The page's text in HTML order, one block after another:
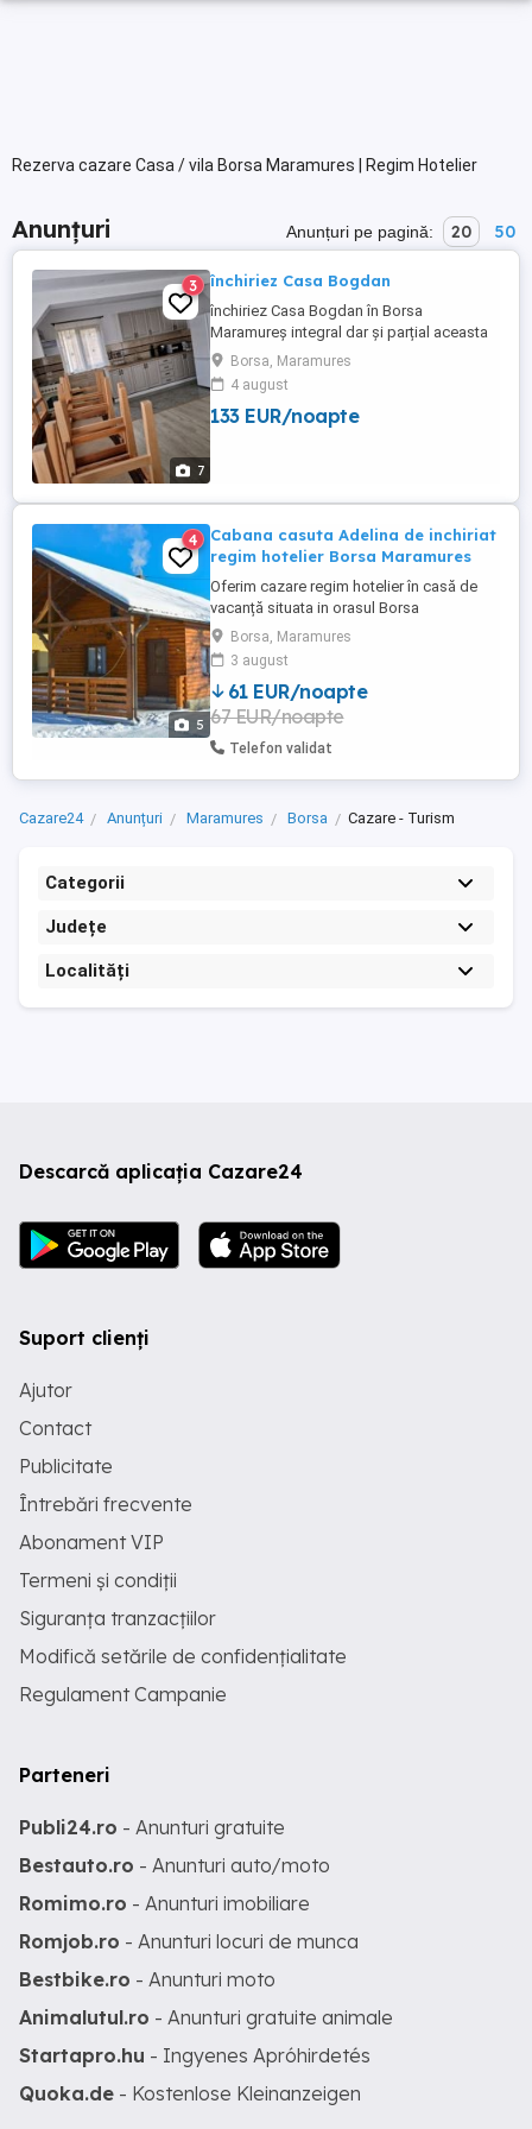
Rezerva cazare Casa / vila Borsa Maramures | Regim Hotelier
Anunțuri Anunțuri pe pagină: 20 50
7
3 închiriez Casa Bogdan
închiriez Casa Bogdan în Borsa
Maramureș integral dar și parțial aceasta
conține un apartament cu baie proprie, și
2 dormitoare cu bai proprii ,living cu
bucătărie și baie proprie livingul dispune
de o canapea extensibila bucătărie
Borsa, Maramures
4 august
133 EUR/noapte
5
4
Cabana casuta Adelina de inchiriat
regim hotelier Borsa Maramures
Oferim cazare regim hotelier în casă de
vacanță situata in orasul Borsa
Maramures.Cabana are 1 dormitor
matrimonial, living cu canapea extensibila,
bucătărie utilată complet si baie.
Capacitate maximă 4-5 persoane. Se
inchriaza complet. Pentru o experiență
superbă avem ciubăr cu hidromasaj și
luminițe ...
Borsa, Maramures
3 august
61 EUR/noapte
67 EUR/noapte
Telefon validat
Cazare24 Anunțuri Maramures Borsa Cazare - Turism
Categorii
Județe
Localități
Descarcă aplicația Cazare24
Suport clienți
Ajutor
Contact
Publicitate
Întrebări frecvente
Abonament VIP
Termeni și condiții
Siguranța tranzacțiilor
Modifică setările de confidențialitate
Regulament Campanie
Parteneri
Publi24.ro - Anunturi gratuite
Bestauto.ro - Anunturi auto/moto
Romimo.ro - Anunturi imobiliare
Romjob.ro - Anunturi locuri de munca
Bestbike.ro - Anunturi moto
Animalutul.ro - Anunturi gratuite animale
Startapro.hu - Ingyenes Apróhirdetés
Quoka.de - Kostenlose Kleinanzeigen